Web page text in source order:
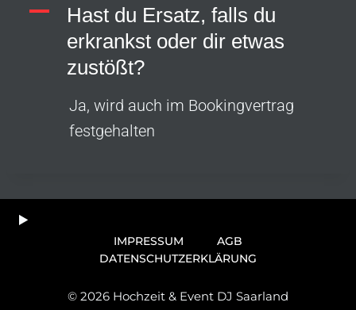
A
Hast du Ersatz, falls du
erkrankst oder dir etwas
zustößt?
Ja, wird auch im Bookingvertrag
festgehalten
IMPRESSUM
AGB
DATENSCHUTZERKLÄRUNG
© 2026 Hochzeit & Event DJ Saarland